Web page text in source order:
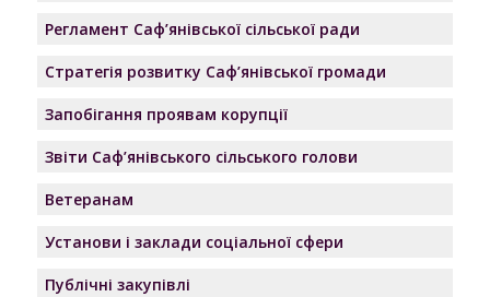
Регламент Саф’янівської сільської ради
Стратегія розвитку Саф’янівської громади
Запобігання проявам корупції
Звіти Саф’янівського сільського голови
Ветеранам
Установи і заклади соціальної сфери
Публічні закупівлі